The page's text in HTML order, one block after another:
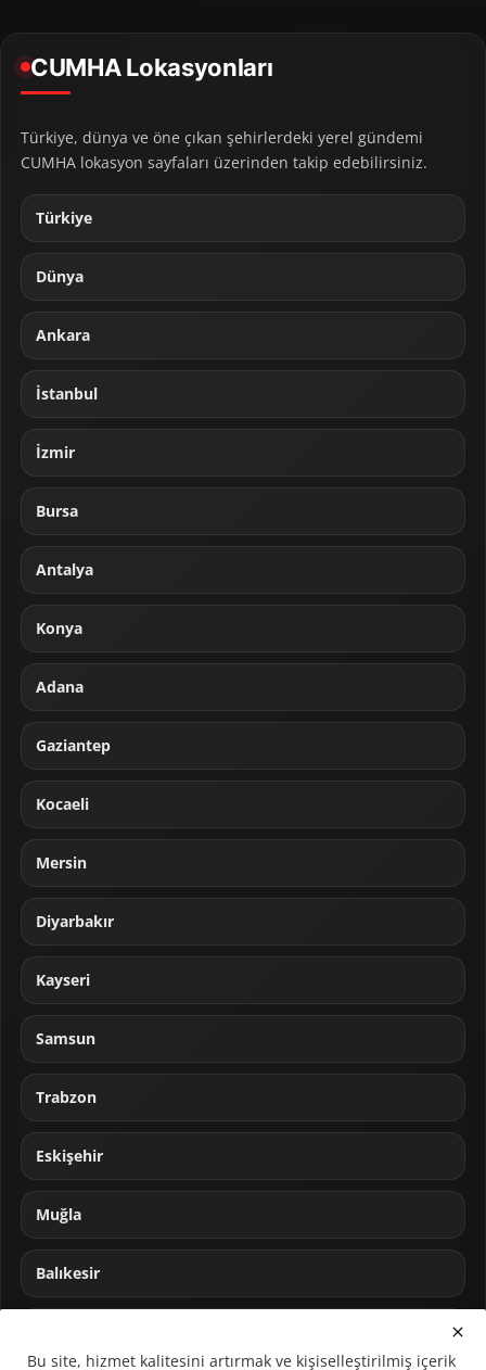
CUMHA Lokasyonları
Türkiye, dünya ve öne çıkan şehirlerdeki yerel gündemi
CUMHA lokasyon sayfaları üzerinden takip edebilirsiniz.
Türkiye
Dünya
Ankara
İstanbul
İzmir
Bursa
Antalya
Konya
Adana
Gaziantep
Kocaeli
Mersin
Diyarbakır
Kayseri
Samsun
Trabzon
Eskişehir
Muğla
Balıkesir
Bu site, hizmet kalitesini artırmak ve kişiselleştirilmiş içerik